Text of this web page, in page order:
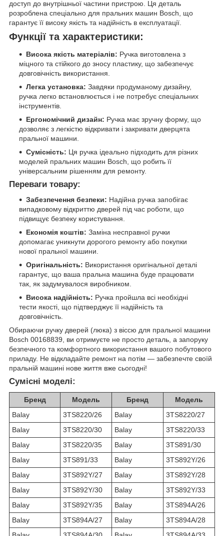
доступ до внутрішньої частини пристрою. Ця деталь
розроблена спеціально для пральних машин Bosch, що
гарантує її високу якість та надійність в експлуатації.
Функції та характеристики:
Висока якість матеріалів: Ручка виготовлена з
міцного та стійкого до зносу пластику, що забезпечує
довговічність використання.
Легка установка: Завдяки продуманому дизайну,
ручка легко встановлюється і не потребує спеціальних
інструментів.
Ергономічний дизайн: Ручка має зручну форму, що
дозволяє з легкістю відкривати і закривати дверцята
пральної машини.
Сумісність: Ця ручка ідеально підходить для різних
моделей пральних машин Bosch, що робить її
універсальним рішенням для ремонту.
Переваги товару:
Забезпечення безпеки: Надійна ручка запобігає
випадковому відкриттю дверей під час роботи, що
підвищує безпеку користування.
Економія коштів: Заміна несправної ручки
допомагає уникнути дорогого ремонту або покупки
нової пральної машини.
Оригінальність: Використання оригінальної деталі
гарантує, що ваша пральна машина буде працювати
так, як задумувалося виробником.
Висока надійність: Ручка пройшла всі необхідні
тести якості, що підтверджує її надійність та
довговічність.
Обираючи ручку дверей (люка) з віссю для пральної машини
Bosch 00168839, ви отримуєте не просто деталь, а запоруку
безпечного та комфортного використання вашого побутового
приладу. Не відкладайте ремонт на потім — забезпечте своїй
пральній машині нове життя вже сьогодні!
Сумісні моделі:
Бренд Модель Бренд
Модель
Balay
3TS8220/26 Balay
3TS8220/27
Balay
3TS8220/30 Balay
3TS8220/33
Balay
3TS8220/35 Balay
3TS891/30
Balay
3TS891/33 Balay
3TS892Y/26
Balay
3TS892Y/27 Balay
3TS892Y/28
Balay
3TS892Y/30 Balay
3TS892Y/33
Balay
3TS892Y/35 Balay
3TS894A/26
Balay
3TS894A/27 Balay
3TS894A/28